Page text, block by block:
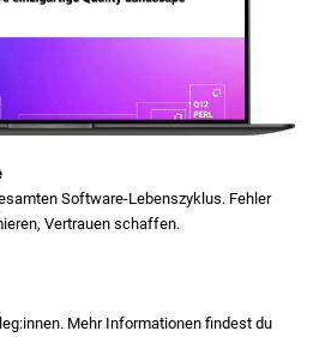
Software-Lebenszyklus. Fehler
Vertrauen schaffen.
Mehr Informationen findest du